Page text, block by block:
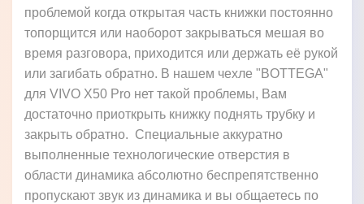
проблемой когда открытая часть книжки постоянно
топорщится или наоборот закрываться мешая во
время разговора, приходится или держать её рукой
или загибать обратно. В нашем чехле "BOTTEGA"
для VIVO X50 Pro нет такой проблемы, Вам
достаточно приоткрыть книжку поднять трубку и
закрыть обратно. Специальные аккуратно
выполненные технологические отверстия в
области динамика абсолютно беспрепятственно
пропускают звук из динамика и вы общаетесь по